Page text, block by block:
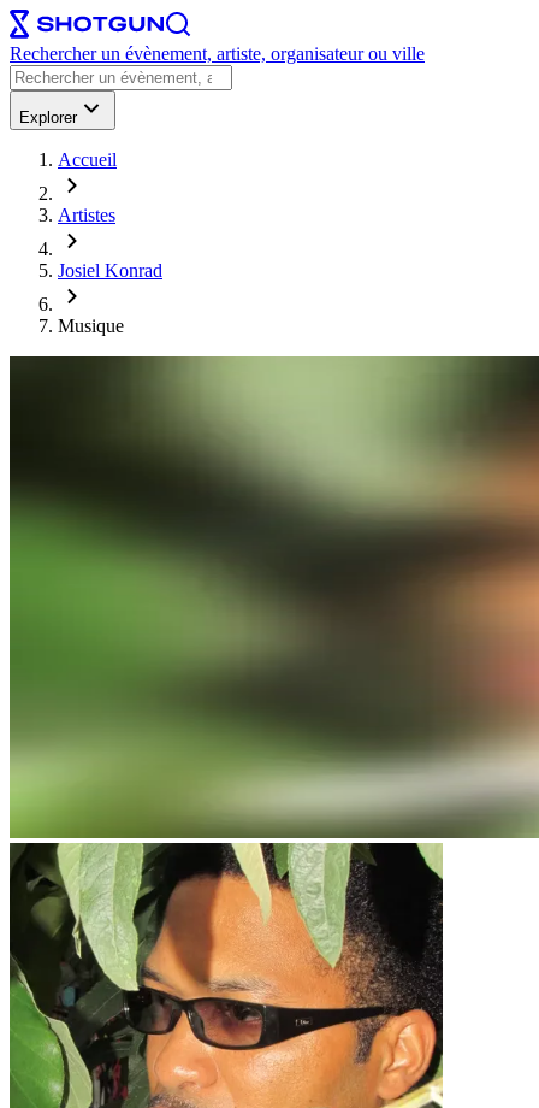
Rechercher un évènement, artiste, organisateur ou ville
Explorer
Accueil
Artistes
Josiel Konrad
Musique